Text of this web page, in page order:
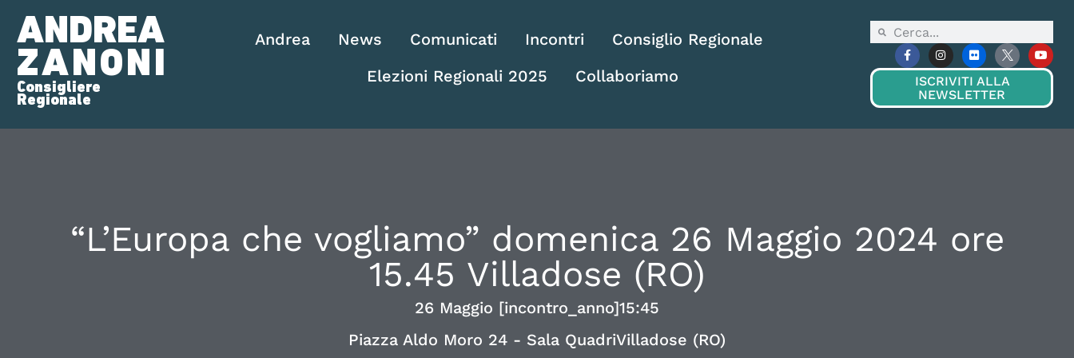
ANDREA
ZANONI
Consigliere
Regionale
Andrea News Comunicati Incontri
Consiglio Regionale
Elezioni Regionali 2025
Collaboriamo
ISCRIVITI ALLA
NEWSLETTER
“L’Europa che vogliamo” domenica 26 Maggio 2024 ore
15.45 Villadose (RO)
26 Maggio [incontro_anno]15:45
Piazza Aldo Moro 24 - Sala QuadriVilladose (RO)